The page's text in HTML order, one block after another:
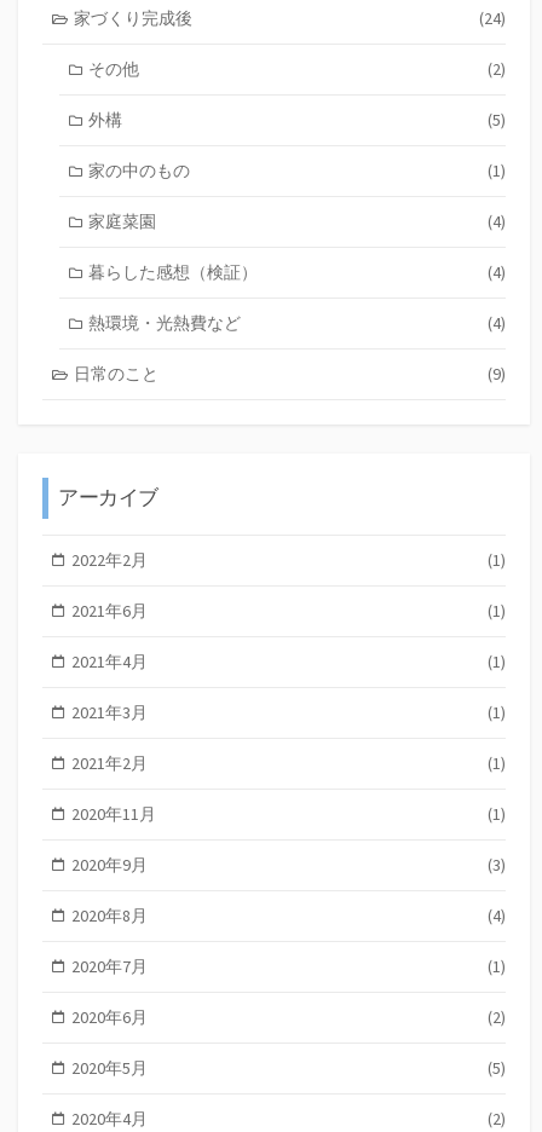
家づくり完成後 (24)
その他 (2)
外構 (5)
家の中のもの (1)
家庭菜園 (4)
暮らした感想（検証） (4)
熱環境・光熱費など (4)
日常のこと (9)
アーカイブ
2022年2月 (1)
2021年6月 (1)
2021年4月 (1)
2021年3月 (1)
2021年2月 (1)
2020年11月 (1)
2020年9月 (3)
2020年8月 (4)
2020年7月 (1)
2020年6月 (2)
2020年5月 (5)
2020年4月 (2)